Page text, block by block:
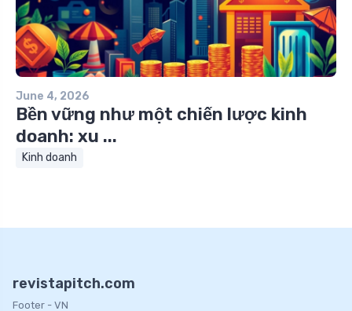
June 4, 2026
Bền vững như một chiến lược kinh
doanh: xu ...
Kinh doanh
revistapitch.com
Footer - VN